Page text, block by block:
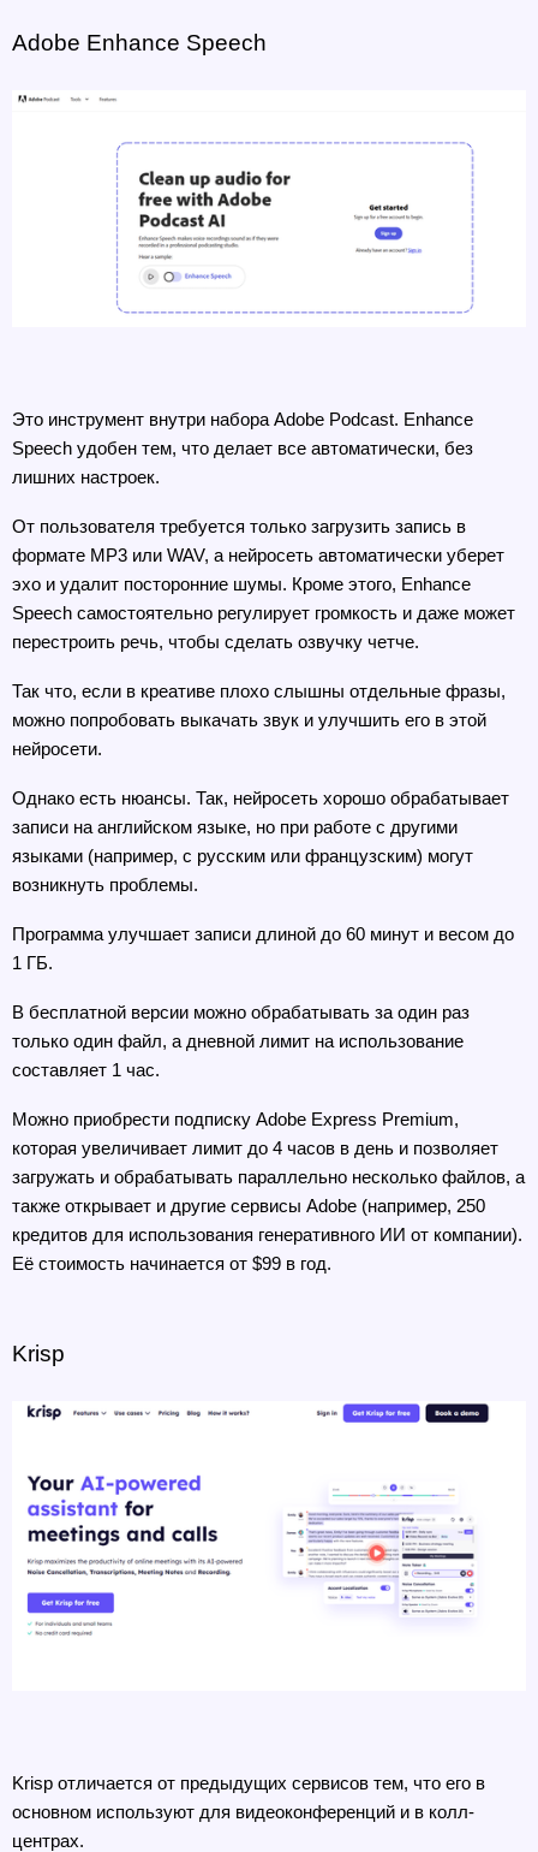
Adobe Enhance Speech
Это инструмент внутри набора Adobe Podcast. Enhance
Speech удобен тем, что делает все автоматически, без
лишних настроек.
От пользователя требуется только загрузить запись в
формате MP3 или WAV, а нейросеть автоматически уберет
эхо и удалит посторонние шумы. Кроме этого, Enhance
Speech самостоятельно регулирует громкость и даже может
перестроить речь, чтобы сделать озвучку четче.
Так что, если в креативе плохо слышны отдельные фразы,
можно попробовать выкачать звук и улучшить его в этой
нейросети.
Однако есть нюансы. Так, нейросеть хорошо обрабатывает
записи на английском языке, но при работе с другими
языками (например, с русским или французским) могут
возникнуть проблемы.
Программа улучшает записи длиной до 60 минут и весом до
1 ГБ.
В бесплатной версии можно обрабатывать за один раз
только один файл, а дневной лимит на использование
составляет 1 час.
Можно приобрести подписку Adobe Express Premium,
которая увеличивает лимит до 4 часов в день и позволяет
загружать и обрабатывать параллельно несколько файлов, а
также открывает и другие сервисы Adobe (например, 250
кредитов для использования генеративного ИИ от компании).
Её стоимость начинается от $99 в год.
Krisp
Krisp отличается от предыдущих сервисов тем, что его в
основном используют для видеоконференций и в колл-
центрах.